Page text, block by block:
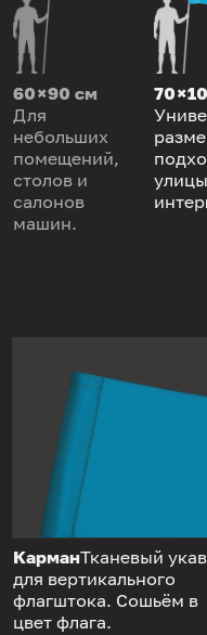
60 × 90 см
Для
небольших
помещений,
столов и
салонов
машин.
70 ×
КарманТканевый укав
для вертикального
флагштока. Сошьём в
цвет флага.